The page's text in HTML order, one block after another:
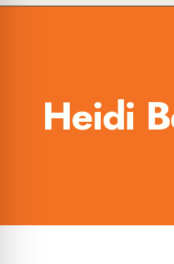
Heidi